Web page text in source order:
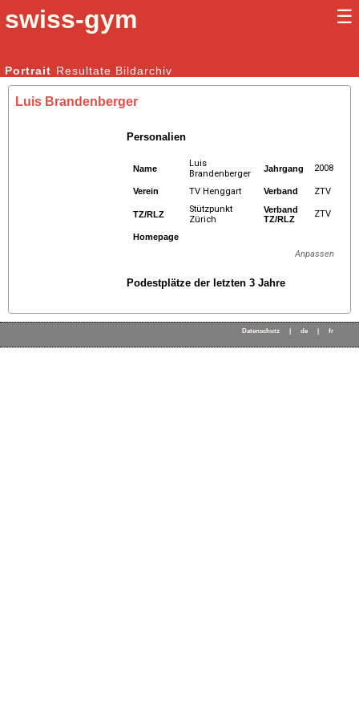
swiss-gym ☰
Kunstturnen Männer | Kunstturnen Frauen
Portrait Resultate Bildarchiv
Luis Brandenberger
Personalien
Name
Luis
Brandenberger
Jahrgang 2008
Verein TV Henggart Verband ZTV
TZ/RLZ
Stützpunkt
Zürich
Verband
TZ/RLZ
ZTV
Homepage
Anpassen
Podestplätze der letzten 3 Jahre
Datenschutz de fr